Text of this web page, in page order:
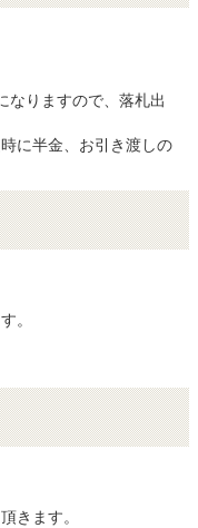
なりますので、落札出
に半金、お引き渡しの
。
きます。